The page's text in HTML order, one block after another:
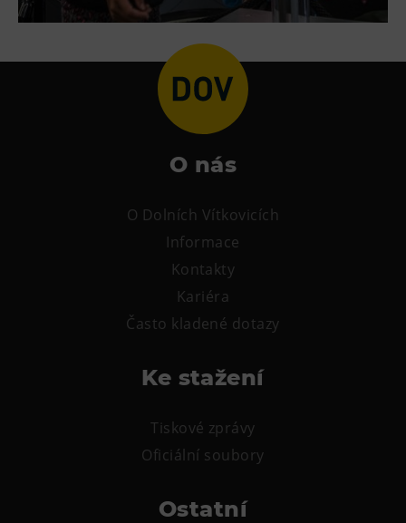
L’Osteria
Restaurace VP ART
CØKAFE Dolní Vítkovice
Narozeninové oslavy
Tematické dárkové poukazy
O nás
O Dolních Vítkovicích
Informace
Kontakty
Kariéra
Často kladené dotazy
Ke stažení
Tiskové zprávy
Oficiální soubory
Ostatní